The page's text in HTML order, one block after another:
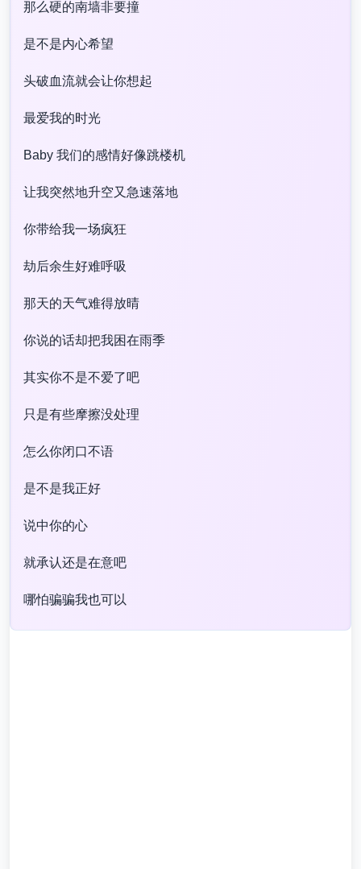
那么硬的南墙非要撞​
是不是内心希望​
头破血流就会让你想起​
最爱我的时光​
Baby 我们的感情好像跳楼机​
让我突然地升空又急速落地​
你带给我一场疯狂​
劫后余生好难呼吸​
那天的天气难得放晴​
你说的话却把我困在雨季​
其实你不是不爱了吧​
只是有些摩擦没处理​
怎么你闭口不语​
是不是我正好​
说中你的心​
就承认还是在意吧​
哪怕骗骗我也可以